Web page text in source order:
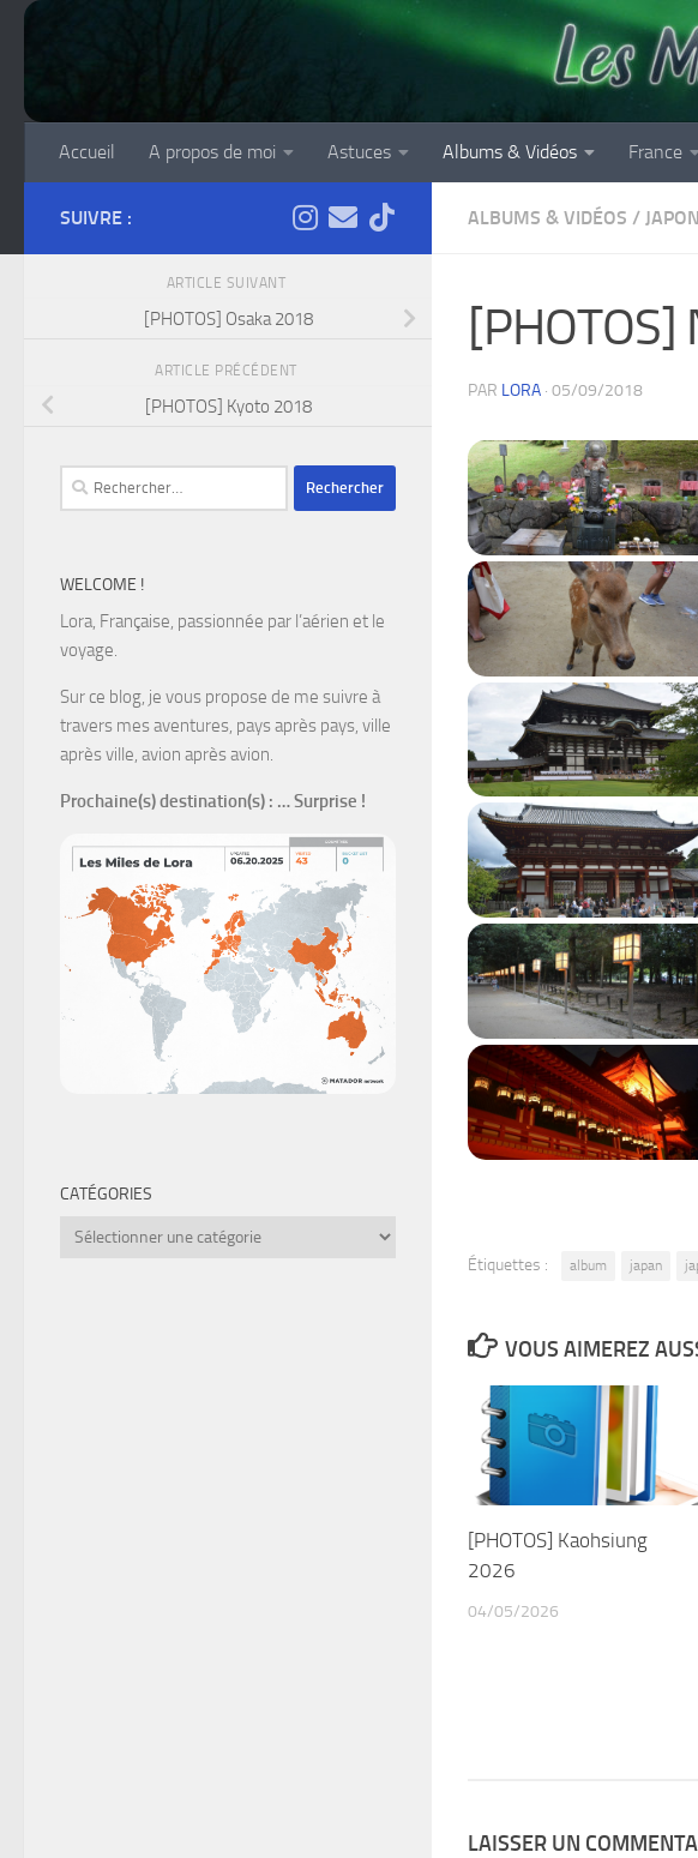
Accueil A propos de moi Astuces Albums & Vidéos France
ALBUMS & VIDÉOS / JAPON
PAR LORA · 05/09/2018
Étiquettes : album japan
VOUS AIMEREZ
[PHOTOS] Kaohsiung
2026
04/05/2026
LAISSER UN
SUIVRE :
ARTICLE SUIVANT
[PHOTOS] Osaka 2018
ARTICLE PRÉCÉDENT
[PHOTOS] Kyoto 2018
Rechercher :
WELCOME !
Lora, Française, passionnée par l’aérien et le
voyage.
Sur ce blog, je vous propose de me suivre à
travers mes aventures, pays après pays, ville
après ville, avion après avion.
Prochaine(s) destination(s) : … Surprise !
CATÉGORIES
Catégories